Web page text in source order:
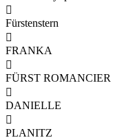

Fürstenstern

FRANKA

FÜRST ROMANCIER

DANIELLE

PLANITZ